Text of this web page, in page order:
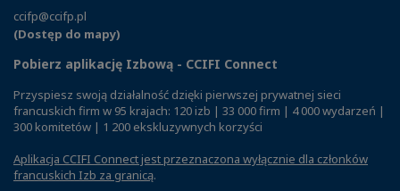
ccifp@ccifp.pl
(Dostęp do mapy)
Pobierz aplikację Izbową - CCIFI Connect
Przyspiesz swoją działalność dzięki pierwszej prywatnej sieci
francuskich firm w 95 krajach: 120 izb | 33 000 firm | 4 000 wydarzeń |
300 komitetów | 1 200 ekskluzywnych korzyści
Aplikacja CCIFI Connect jest przeznaczona wyłącznie dla członków
francuskich Izb za granicą.